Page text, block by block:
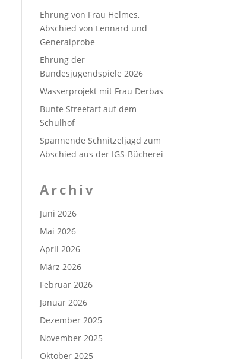
Ehrung von Frau Helmes,
Abschied von Lennard und
Generalprobe
Ehrung der
Bundesjugendspiele 2026
Wasserprojekt mit Frau Derbas
Bunte Streetart auf dem
Schulhof
Spannende Schnitzeljagd zum
Abschied aus der IGS-Bücherei
Archiv
Juni 2026
Mai 2026
April 2026
März 2026
Februar 2026
Januar 2026
Dezember 2025
November 2025
Oktober 2025